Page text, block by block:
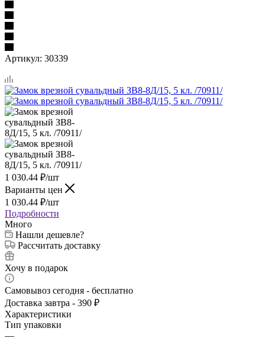
Артикул: 30339
1 030.44 ₽/шт
Варианты цен
1 030.44 ₽/шт
Подробности
Много
Нашли дешевле?
Рассчитать доставку
Хочу в подарок
Самовывоз сегодня - бесплатно
Доставка завтра - 390 ₽
Характеристики
Тип упаковки
—